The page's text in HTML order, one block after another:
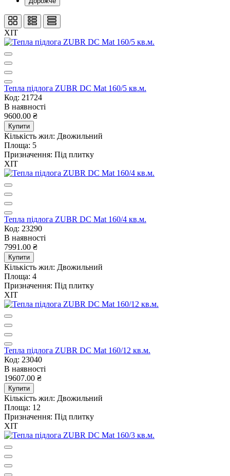
ХІТ
Тепла підлога ZUBR DC Mat 160/5 кв.м.
Код: 21724
В наявності
9600.00 ₴
Купити
Кількість жил: Двожильний
Площа: 5
Призначення: Під плитку
ХІТ
Тепла підлога ZUBR DC Mat 160/4 кв.м.
Код: 23290
В наявності
7991.00 ₴
Купити
Кількість жил: Двожильний
Площа: 4
Призначення: Під плитку
ХІТ
Тепла підлога ZUBR DC Mat 160/12 кв.м.
Код: 23040
В наявності
19607.00 ₴
Купити
Кількість жил: Двожильний
Площа: 12
Призначення: Під плитку
ХІТ